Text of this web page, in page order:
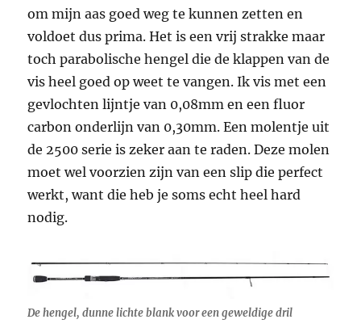
om mijn aas goed weg te kunnen zetten en
voldoet dus prima. Het is een vrij strakke maar
toch parabolische hengel die de klappen van de
vis heel goed op weet te vangen. Ik vis met een
gevlochten lijntje van 0,08mm en een fluor
carbon onderlijn van 0,30mm. Een molentje uit
de 2500 serie is zeker aan te raden. Deze molen
moet wel voorzien zijn van een slip die perfect
werkt, want die heb je soms echt heel hard
nodig.
De hengel, dunne lichte blank voor een geweldige dril